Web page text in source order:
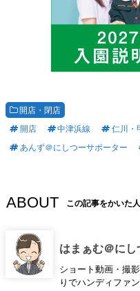
開店・閉店
開店
中津浜線 仁川・
あんず＠にしつーサポーター
ABOUT この記事をかいた人
はまぁむ＠に
ショート動画・撮
りでハンディファン